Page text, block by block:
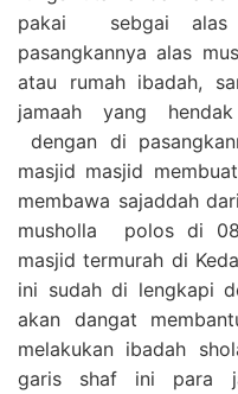
pakai sebgai alas
pasangkannya alas
atau rumah ibadah,
jamaah yang
dengan di
masjid masjid
membawa sajaddah
musholla polos di
masjid termurah di
ini sudah di lengkapi
akan dangat
melakukan ibadah
garis shaf ini para